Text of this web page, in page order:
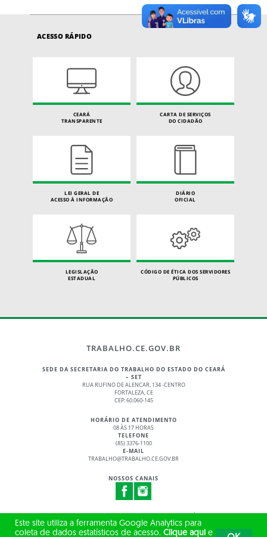
ACESSO RÁPIDO
CEARÁ
TRANSPARENTE
CARTA DE SERVIÇOS
DO CIDADÃO
LEI GERAL DE
ACESSO À INFORMAÇÃO
DIÁRIO
OFICIAL
LEGISLAÇÃO
ESTADUAL
CÓDIGO DE ÉTICA DOS SERVIDORES
PÚBLICOS
TRABALHO.CE.GOV.BR
SEDE DA SECRETARIA DO TRABALHO DO ESTADO DO CEARÁ
– SET
RUA RUFINO DE ALENCAR, 134 -CENTRO
FORTALEZA, CE
CEP: 60.060-145
HORÁRIO DE ATENDIMENTO
08 ÀS 17 HORAS
TELEFONE
(85) 3376-1100
E-MAIL
TRABALHO@TRABALHO.CE.GOV.BR
NOSSOS CANAIS
© 2017 - 2026 – GOVERNO DO ESTADO DO CEARÁ
TODOS OS DIREITOS RESERVADOS
Este site utiliza a ferramenta Google Analytics para
coleta de dados estatísticos de acesso. Clique aqui e